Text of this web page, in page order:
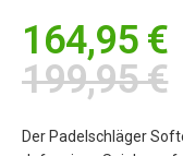
164,95 €
199,95 €
Der Padelschläger